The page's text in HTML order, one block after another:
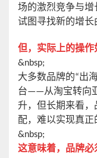
场的激烈竞争与增
试图寻找新的增长
但，实际上的操作
&nbsp;
大多数品牌的“出
台——从淘宝转向
升，但长期来看
配，难以实现真正
&nbsp;
这意味着，品牌必